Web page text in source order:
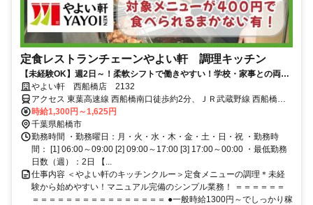
定食レストランチェーンやよい軒 調理キッチン
【未経験OK】週2日～！柔軟シフトで働きやすい！学校・家事との両立
◎＜オンライン面接実施中＞
やよい軒 西船橋店 2132
アクセス 東葉高速線 西船橋南口徒歩約2分、ＪＲ武蔵野線 西船橋南
口徒歩約2分、東京メトロ東西線/ＪＲ中央本線 西船橋南口徒歩約2分
西船橋駅南口より徒歩2分
時給1,300円～1,625円
千葉県船橋市
勤務時間 ・勤務曜日：月・火・水・木・金・土・日・祝 ・勤務時
間： [1] 06:00～09:00 [2] 09:00～17:00 [3] 17:00～00:00 ・最低勤務
日数（週）：2日 【...
仕事内容 ＜やよい軒のキッチンクルー＞定食メニューの調理＊未経
験から始めやすい！マニュアル完備のシンプル業務！ ＝＝＝＝＝＝
＝＝＝＝＝＝＝＝＝＝＝＝＝＝＝＝ ●一般時給1300円～でしっかり稼